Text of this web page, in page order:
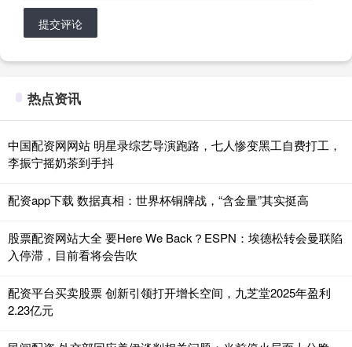
提交评论
热点资讯
中国配资网网站 明星录综艺导演跑路，七人惨变黑工自费打工，
李振宁摇奶茶到手抖
配资app下载 数据真相：世界杯铜牌战，“含金量”其实挺高
股票配资网站大全 要Here We Back？ESPN：埃德松转会曼联陷
入停滞，目前看将会告吹
配资平台买卖股票 创新引领打开增长空间，九芝堂2025年盈利
2.23亿元